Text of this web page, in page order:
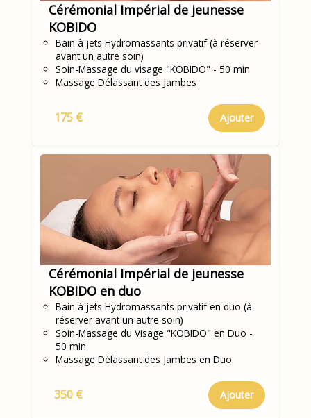
Cérémonial Impérial de jeunesse
KOBIDO
Bain à jets Hydromassants privatif (à réserver
avant un autre soin)
Soin-Massage du visage "KOBIDO" - 50 min
Massage Délassant des Jambes
175 € Ajouter
Cérémonial Impérial de jeunesse
KOBIDO en duo
Bain à jets Hydromassants privatif en duo (à
réserver avant un autre soin)
Soin-Massage du Visage "KOBIDO" en Duo -
50 min
Massage Délassant des Jambes en Duo
350 € Ajouter